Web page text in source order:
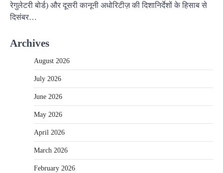
रेगुलेटरी बोर्ड) और दूसरी कानूनी अधोरिटीज़ की दिशानिर्देशों के हिसाब से
दिसंबर…
Archives
August 2026
July 2026
June 2026
May 2026
April 2026
March 2026
February 2026